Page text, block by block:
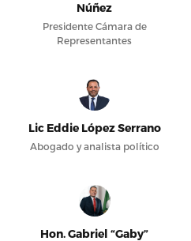
Núñez
Presidente Cámara de
Representantes
Lic Eddie López Serrano
Abogado y analista político
Hon. Gabriel “Gaby”